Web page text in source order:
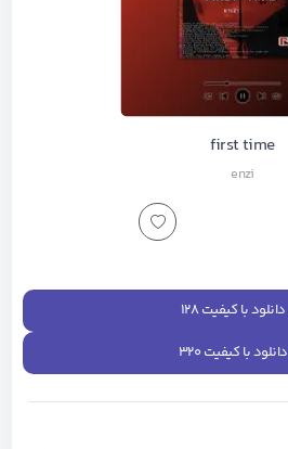
first time
enzi
دانلود با کیفیت ۱۲۸
دانلود با کیفیت ۳۲۰